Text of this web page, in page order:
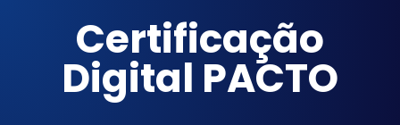
Certificação
Digital PACTO